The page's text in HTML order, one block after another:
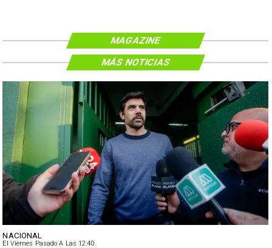
MAGAZINE
NACIONAL
El Viernes Pasado A Las 12:40
MÁS NOTICIAS